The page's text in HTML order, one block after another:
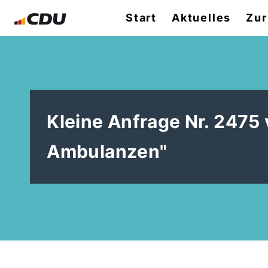
Start Aktuelles
Kleine Anfrage Nr. 2475
Ambulanzen"